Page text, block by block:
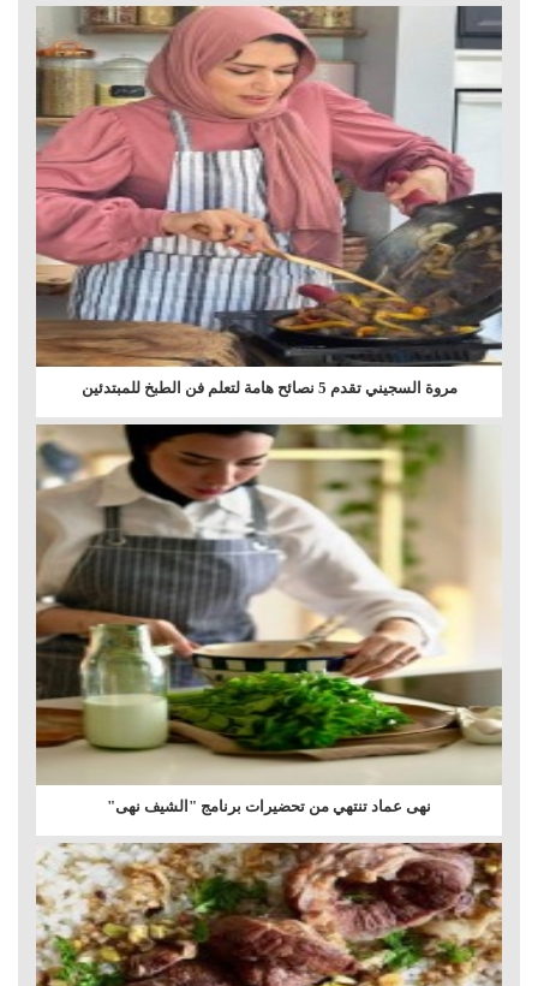
مروة السجيني تقدم 5 نصائح هامة لتعلم فن الطبخ للمبتدئين
نهى عماد تنتهي من تحضيرات برنامج "الشيف نهى"